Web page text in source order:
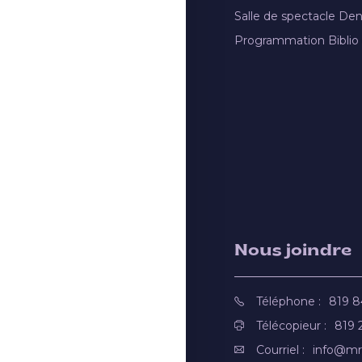
Salle de spectacle
Programmation Biblio
Nous joindre
Téléphone :
819
Télécopieur :
819
Courriel :